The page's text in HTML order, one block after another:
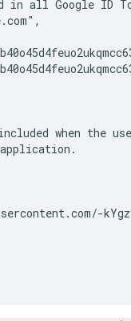
all Google ID
when the